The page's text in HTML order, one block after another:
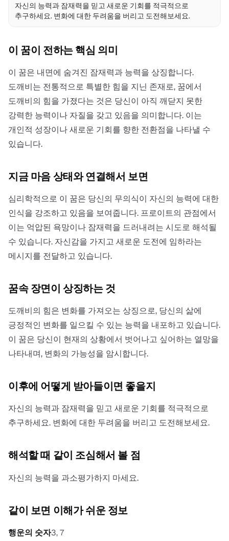
자신의 능력과 잠재력을 믿고 새로운 기회를 적극적으로
추구하세요. 변화에 대한 두려움을 버리고 도전해보세요.
이 꿈이 전하는 핵심 의미
이 꿈은 내면에 숨겨진 잠재력과 능력을 상징합니다.
도깨비는 전통적으로 특별한 힘을 지닌 존재로, 꿈에서
도깨비의 힘을 가졌다는 것은 당신이 아직 깨닫지 못한
강력한 능력이나 자질을 갖고 있음을 의미합니다. 이는
개인적 성장이나 새로운 기회를 향한 전환점을 나타낼 수
있습니다.
지금 마음 상태와 연결해서 보면
심리학적으로 이 꿈은 당신의 무의식이 자신의 능력에 대한
인식을 강조하고 있음을 보여줍니다. 프로이트의 관점에서
이는 억압된 욕망이나 잠재력을 드러내려는 시도로 해석될
수 있습니다. 자신감을 가지고 새로운 도전에 임하라는
메시지를 전달하고 있습니다.
꿈속 장면이 상징하는 것
도깨비의 힘은 변화를 가져오는 상징으로, 당신의 삶에
긍정적인 변화를 일으킬 수 있는 능력을 내포하고 있습니다.
이 꿈은 당신이 현재의 상황에서 벗어나고 싶어하는 열망을
나타내며, 변화의 가능성을 암시합니다.
이후에 어떻게 받아들이면 좋을지
자신의 능력과 잠재력을 믿고 새로운 기회를 적극적으로
추구하세요. 변화에 대한 두려움을 버리고 도전해보세요.
해석할 때 같이 조심해서 볼 점
자신의 능력을 과소평가하지 마세요.
같이 보면 이해가 쉬운 정보
행운의 숫자3, 7